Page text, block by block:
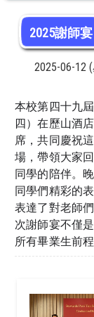
2025謝師宴
2025-06-12
本校第四十九
四）在歷山酒
席，共同慶祝
場，帶領大家
同學的陪伴。
同學們精彩的
表達了對老師
次謝師宴不僅
所有畢業生前